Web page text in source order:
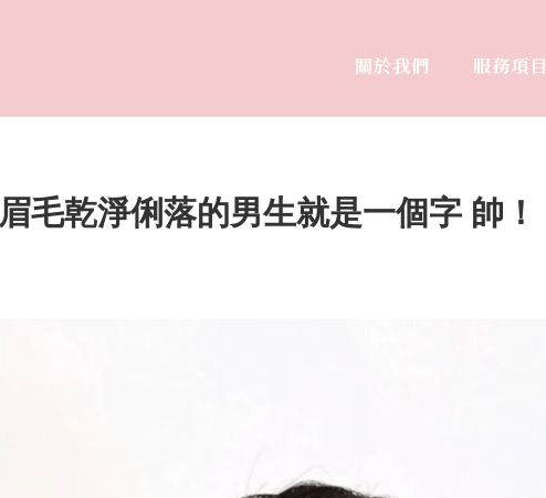
關於我們
服務項目
眉毛乾淨俐落的男生就是一個字 帥！